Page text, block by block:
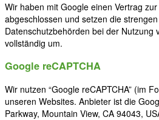
Wir haben mit Google einen Vertrag
abgeschlossen und setzen die
Datenschutzbehörden bei der Nutzung
vollständig um.
Google reCAPTCHA
Wir nutzen “Google reCAPTCHA” (im
unseren Websites. Anbieter ist die
Parkway, Mountain View, CA 94043,